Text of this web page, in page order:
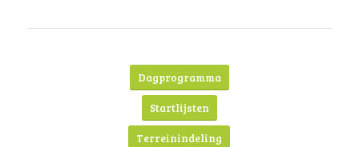
Dagprogramma
Startlijsten
Terreinindeling